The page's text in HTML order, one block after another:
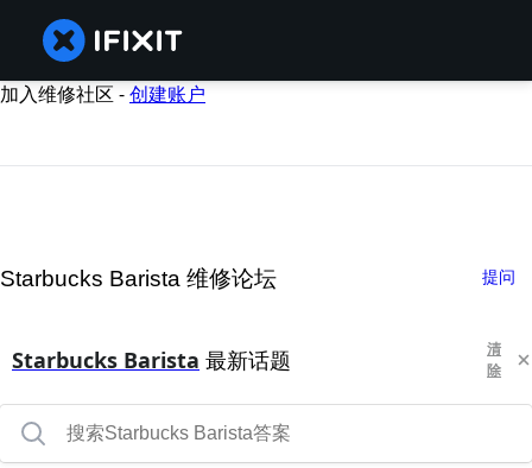
加入维修社区 -创建账户
Starbucks Barista 维修论坛 提问
Starbucks Barista 最新话题
清
除